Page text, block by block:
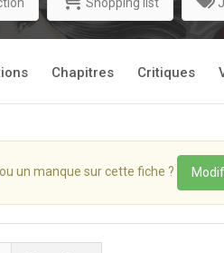
Chapitres Critiques
un manque sur cette fiche ?